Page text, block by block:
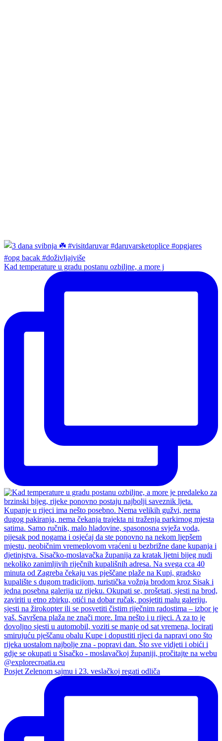
Kad temperature u gradu postanu ozbiljne, a more j
Posjet Zelenom sajmu i 23. veslačkoj regati odliča